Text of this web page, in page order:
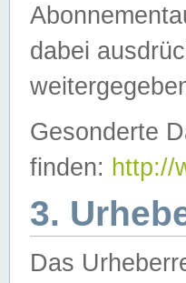
dabei
Gesonderte
finden: http://
3.
Das